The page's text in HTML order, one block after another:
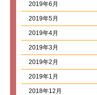
2019年6月
2019年5月
2019年4月
2019年3月
2019年2月
2019年1月
2018年12月